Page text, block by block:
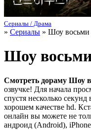
Сериалы / Драма
» Сериалы » Шоу восьми
Шоу
Смотреть дораму Шоу
озвучке! Для начала
спустя несколько
хорошем качестве hd.
онлайн вы можете не
андроид (Android),